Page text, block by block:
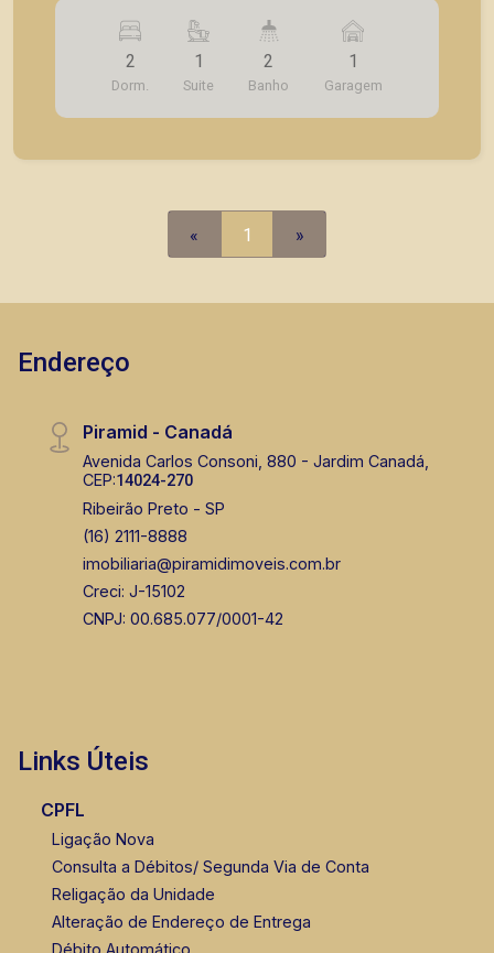
suíte; - Roupeiro; - Banheiro social; - Sala para 02
ambientes; - Sacada fechada em blindex; -
Cozinha com armário embutido; - Área de serviço;
- 01 vaga de garagem. A Piramid tem como
objetivo atender seus clientes com agilidade e
2
Dorm.
1
Suite
2
Banho
1
Garagem
« 1 »
Endereço
Piramid - Canadá
Avenida Carlos Consoni, 880 - Jardim Canadá,
CEP:14024-270
Ribeirão Preto - SP
(16) 2111-8888
imobiliaria@piramidimoveis.com.br
Creci: J-15102
CNPJ: 00.685.077/0001-42
Links Úteis
CPFL
Ligação Nova
Consulta a Débitos/ Segunda Via de Conta
Religação da Unidade
Alteração de Endereço de Entrega